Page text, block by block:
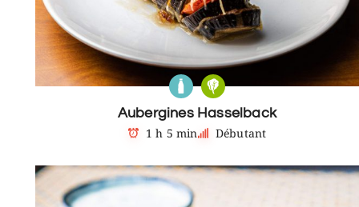
Aubergines Hasselback
1 h 5 min
Débutant